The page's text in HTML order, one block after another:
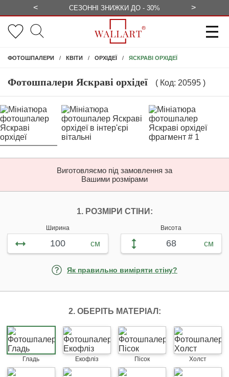
< СЕЗОННІ ЗНИЖКИ ДО - 30% >
ФОТОШПАЛЕРИ КВІТИ ОРХІДЕЇ ЯСКРАВІ ОРХІДЕЇ
Фотошпалери Яскраві орхідеї ( Код: 20595 )
Виготовляємо під замовлення за
Вашими розмірами
1. РОЗМІРИ СТІНИ:
Ширина
см
Висота
см
Як правильно виміряти стіну?
2. ОБЕРІТЬ МАТЕРІАЛ:
Гладь Екофліз Пісок Холст